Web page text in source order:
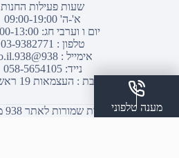
שעות פעילות החנות
א'-ה' 09:00-19:00
יום ו וערבי חג: 09:00-13:00
טלפון : 03-9382771
אימייל :938@938.co.il
נייד: 058-5654105
כתובת : העצמאות 19 ראש העין
© כל הזכויות שמורות לאתר 938 מחשבים בע"מ
מענה טלפוני